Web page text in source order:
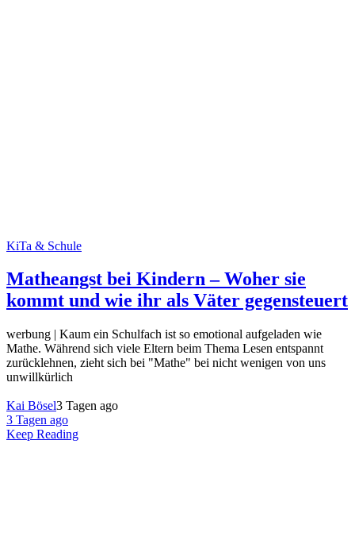
KiTa & Schule
Matheangst bei Kindern – Woher sie
kommt und wie ihr als Väter gegensteuert
werbung | Kaum ein Schulfach ist so emotional aufgeladen wie
Mathe. Während sich viele Eltern beim Thema Lesen entspannt
zurücklehnen, zieht sich bei "Mathe" bei nicht wenigen von uns
unwillkürlich
Kai Bösel3 Tagen ago
3 Tagen ago
Keep Reading